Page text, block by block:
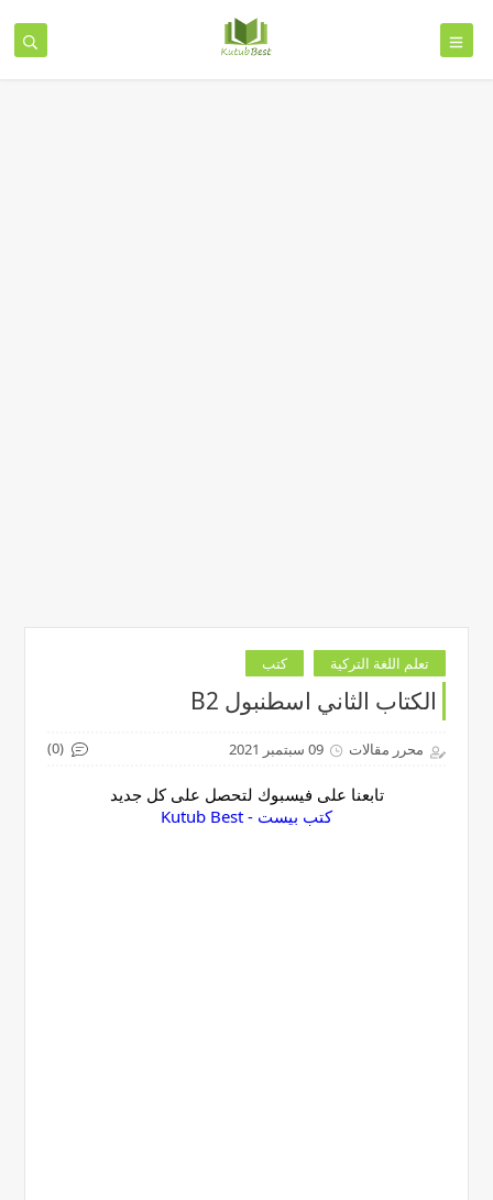
تعلم اللغة التركية كتب
الكتاب الثاني اسطنبول B2
محرر مقالات 09 سبتمبر 2021 (0)
تابعنا على فيسبوك لتحصل على كل جديد
‏كتب بيست - Kutub Best‏